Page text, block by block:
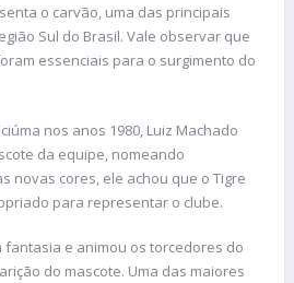
o carvão, uma das principais
Sul do Brasil. Vale observar que
essenciais para o surgimento do
nos anos 1980, Luiz Machado
da equipe, nomeando
novas cores, ele achou que o Tigre
para representar o clube.
fantasia e animou os torcedores do
do mascote. Uma das maiores